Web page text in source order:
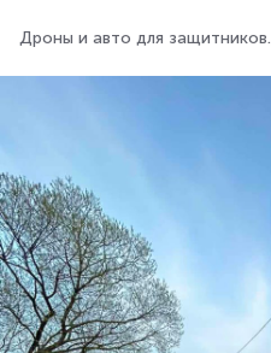
Дроны и авто для защитников.